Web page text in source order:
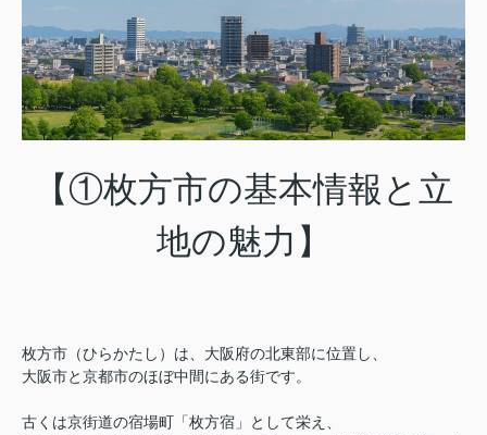
【①枚方市の基本情報と立
地の魅力】
枚方市（ひらかたし）は、大阪府の北東部に位置し、
大阪市と京都市のほぼ中間にある街です。
古くは京街道の宿場町「枚方宿」として栄え、